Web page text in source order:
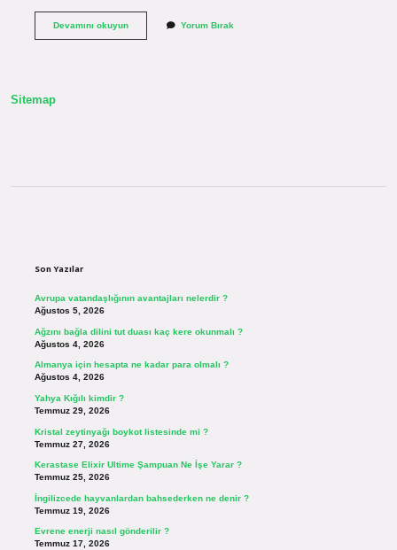
Devamını okuyunÖlüm
Yorum Bırak
Sitemap
Son Yazılar
Avrupa vatandaşlığının avantajları nelerdir ?
Ağustos 5, 2026
Ağzını bağla dilini tut duası kaç kere okunmalı ?
Ağustos 4, 2026
Almanya için hesapta ne kadar para olmalı ?
Ağustos 4, 2026
Yahya Kığılı kimdir ?
Temmuz 29, 2026
Kristal zeytinyağı boykot listesinde mi ?
Temmuz 27, 2026
Kerastase Elixir Ultime Şampuan Ne İşe Yarar ?
Temmuz 25, 2026
İngilizcede hayvanlardan bahsederken ne denir ?
Temmuz 19, 2026
Evrene enerji nasıl gönderilir ?
Temmuz 17, 2026